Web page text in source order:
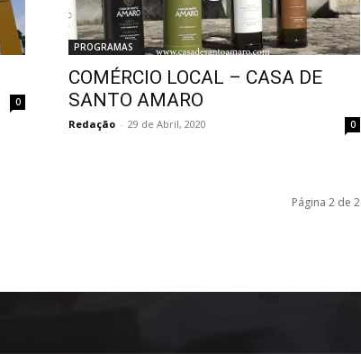
0
PROGRAMAS
COMÉRCIO LOCAL – CASA DE
SANTO AMARO
Redação - 29 de Abril, 2020 0
Página 2 de 2